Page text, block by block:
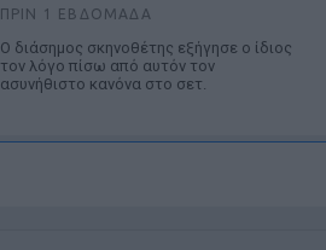
ΠΡΙΝ 1 ΕΒΔΟΜΆΔΑ
Ο διάσημος σκηνοθέτης εξήγησε ο ίδιος
τον λόγο πίσω από αυτόν τον
ασυνήθιστο κανόνα στο σετ.